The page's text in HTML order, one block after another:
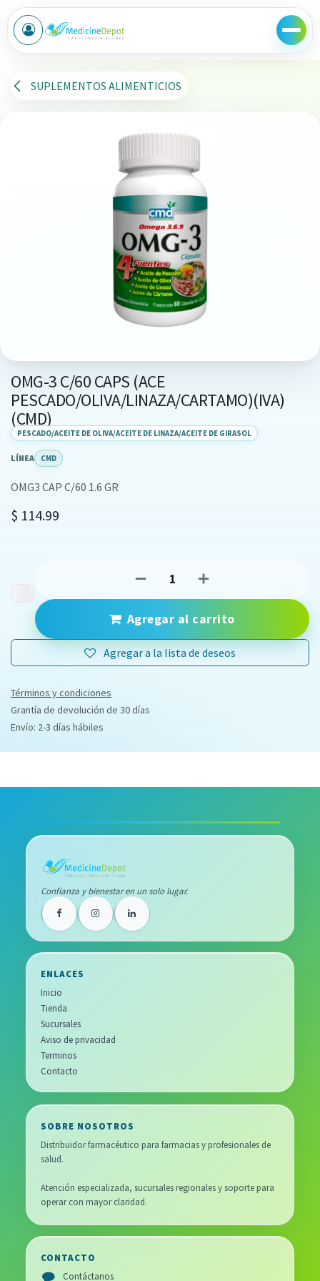
Ir al contenido
SUPLEMENTOS ALIMENTICIOS
OMG-3 C/60 CAPS (ACE
PESCADO/OLIVA/LINAZA/CARTAMO)(IVA)
(CMD)
PESCADO/ACEITE DE OLIVA/ACEITE DE LINAZA/ACEITE DE GIRASOL
LÍNEA CMD
OMG3 CAP C/60 1.6 GR
$ 114.99
Agregar al carrito
Agregar a la lista de deseos
Términos y condiciones
Grantía de devolución de 30 días
Envío: 2-3 días hábiles
Confianza y bienestar en un solo lugar.
ENLACES
Inicio
Tienda
Sucursales
Aviso de privacidad
Terminos
Contacto
SOBRE NOSOTROS
Distribuidor farmacéutico para farmacias y profesionales de
salud.
Atención especializada, sucursales regionales y soporte para
operar con mayor claridad.
CONTACTO
Contáctanos